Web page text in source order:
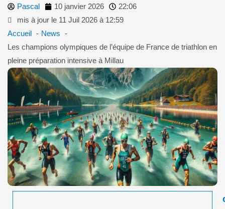
Pascal 10 janvier 2026
22:06
mis à jour le 11 Juil 2026 à 12:59
Accueil
News
Les champions olympiques de l’équipe de France de triathlon en
pleine préparation intensive à Millau